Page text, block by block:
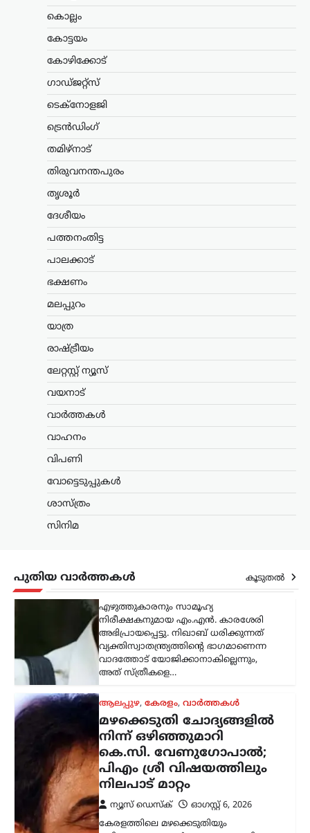
കൊല്ലം
കോട്ടയം
കോഴിക്കോട്
ഗാഡ്ജറ്റ്സ്
ടെക്നോളജി
ട്രെൻഡിംഗ്
തമിഴ്നാട്
തിരുവനന്തപുരം
തൃശൂർ
ദേശീയം
പത്തനംതിട്ട
പാലക്കാട്
ഭക്ഷണം
മലപ്പുറം
യാത്ര
രാഷ്ട്രീയം
ലേറ്റസ്റ്റ് ന്യൂസ്
വയനാട്
വാർത്തകൾ
വാഹനം
വിപണി
വോട്ടെടുപ്പുകൾ
ശാസ്ത്രം
സിനിമ
പുതിയ വാർത്തകൾ കൂടുതൽ
ന്യൂസ് ഡെസ്ക്
ഓഗസ്റ്റ്‌ 6, 2026
ഇറാന്റെ പുതിയ പരമോന്നത നേതാവായ
ആശയവിനിമയം നടത്തുന്നത് നിലവിൽ
ബുദ്ധിമുട്ടേറിയതാണെങ്കിലും,
അദ്ദേഹത്തിന്റെ നേതൃത്വം രാജ്യത്തിന്
വലിയ ആത്മവിശ്വാസവും കരുത്തും
പകരുന്നതായി പ്രസിഡന്റ് മസൂദ്…
കേരളം,ട്രെൻഡിംഗ്,ലേറ്റസ്റ്റ് ന്യൂസ്
കരിങ്കുപ്പായത്തിൽ
കുഴിച്ചുമൂടുന്ന പരിപാടി;
നിഖാബ്
എം.എൻ. കാരശേരി
ന്യൂസ് ഡെസ്ക്
ഓഗസ്റ്റ്‌ 6, 2026
മുഖം പൂർണമായി മറയ്ക്കുന്ന പർദയായ
വ്യക്തിസ്വാതന്ത്ര്യത്തിന്റെ ഭാഗമാണെന്ന
അത് സ്ത്രീകളെ…
മഴക്കെടുതി ചോദ്യങ്ങളിൽ
നിന്ന് ഒഴിഞ്ഞുമാറി
നിലപാട് മാറ്റം
ന്യൂസ് ഡെസ്ക്
ഓഗസ്റ്റ്‌ 6, 2026
കേരളത്തിലെ മഴക്കെടുതിയും
സെക്രട്ടറി കൂടിയായ കെ.സി.
വേണുഗോപാൽ എം.പി. പ്രതികരിച്ചു.
വിഷയവുമായി ബന്ധപ്പെട്ട…
ട്രെൻഡിംഗ്,ദേശീയം,രാഷ്ട്രീയം
രാഷ്ട്രീയ പാർട്ടിയുടെ
തീരുമാനത്തിനാണ്
മുൻഗണന;
കൂറുമാറ്റങ്ങൾക്കെതിരെ
സുപ്രീം കോടതിയുടെ
നിർണായക നിരീക്ഷണം
ന്യൂസ് ഡെസ്ക്
ഓഗസ്റ്റ്‌ 6, 2026
സഭാകക്ഷിയുടെ
ഭൂരിപക്ഷാഭിപ്രായത്തേക്കാൾ രാഷ്ട്രീയ
പാർട്ടിയുടെ തീരുമാനത്തിനാണ്
നിലവിലെ നിയമപ്രകാരം
മുൻഗണനയെന്ന് സുപ്രീം കോടതി.